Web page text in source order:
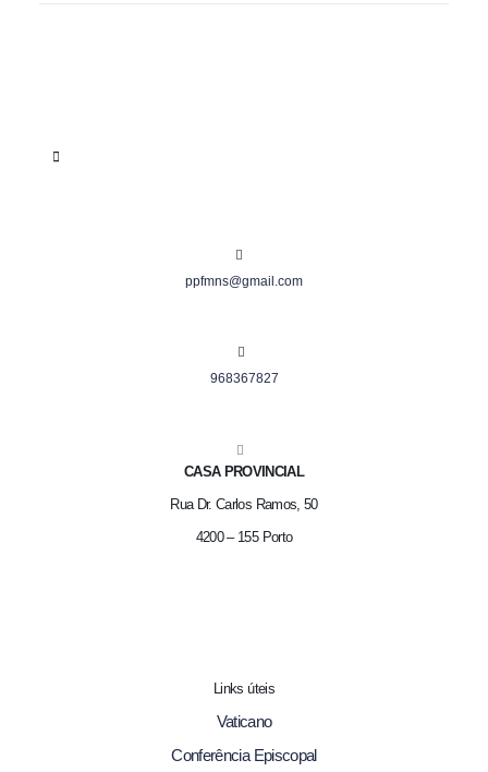
ppfmns@gmail.com
968367827
CASA PROVINCIAL
Rua Dr. Carlos Ramos, 50
4200 – 155 Porto
Links úteis
Vaticano
Conferência Episcopal